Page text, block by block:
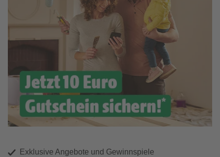
Exklusive Angebote und Gewinnspiele